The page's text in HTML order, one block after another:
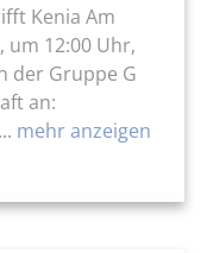
Kenia Am
um 12:00 Uhr,
der Gruppe G
an:
mehr anzeigen